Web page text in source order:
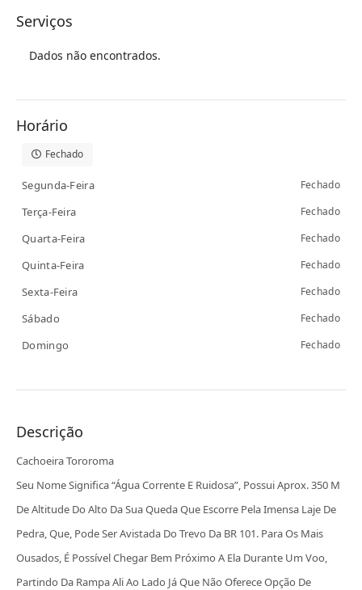
Serviços
Dados não encontrados.
Horário
Fechado
Segunda-Feira Fechado
Terça-Feira Fechado
Quarta-Feira Fechado
Quinta-Feira Fechado
Sexta-Feira Fechado
Sábado Fechado
Domingo Fechado
Descrição
Cachoeira Tororoma
Seu Nome Significa “água Corrente E Ruidosa”, Possui Aprox. 350 M
De Altitude Do Alto Da Sua Queda Que Escorre Pela Imensa Laje De
Pedra, Que, Pode Ser Avistada Do Trevo Da BR 101. Para Os Mais
Ousados, É Possível Chegar Bem Próximo A Ela Durante Um Voo,
Partindo Da Rampa Ali Ao Lado Já Que Não Oferece Opção De